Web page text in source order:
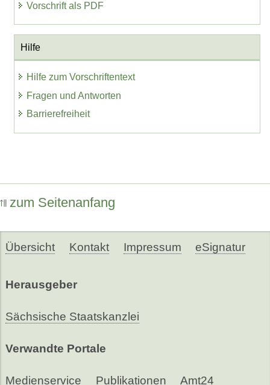
Vorschrift als PDF
Hilfe
Hilfe zum Vorschriftentext
Fragen und Antworten
Barrierefreiheit
zum Seitenanfang
Übersicht Kontakt Impressum eSignatur
Herausgeber
Sächsische Staatskanzlei
Verwandte Portale
Medienservice Publikationen Amt24